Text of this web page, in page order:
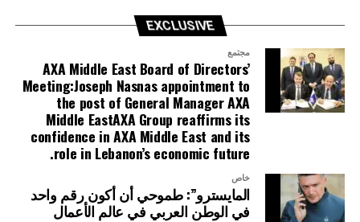
EXCLUSIVE
مجتمع
AXA Middle East Board of Directors’
Meeting:Joseph Nasnas appointment to
the post of General Manager AXA
Middle EastAXA Group reaffirms its
confidence in AXA Middle East and its
role in Lebanon’s economic future.
خاص
المايسترو”: طموحي أن أكون رقم واحد
في الوطن العربي في عالم الأعمال